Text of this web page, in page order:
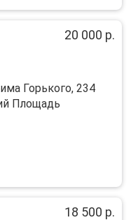
20 000 р.
Горького, 234
Площадь
18 500 р.